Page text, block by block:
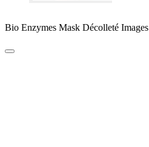
Bio Enzymes Mask Décolleté Images